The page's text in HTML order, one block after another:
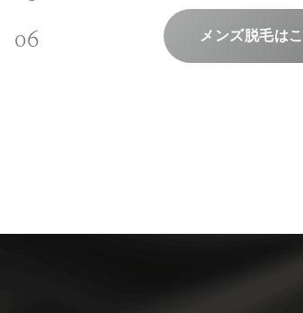
メンズ脱毛は
コンセプトは
NAD+点滴は
メンバーシッ